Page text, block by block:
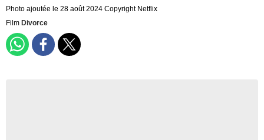
Photo ajoutée le 28 août 2024 Copyright Netflix
Film Divorce